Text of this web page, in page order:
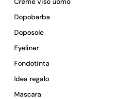
Dopobarba
Doposole
Eyeliner
Fondotinta
Idea regalo
Mascara